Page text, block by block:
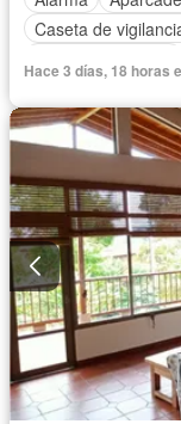
Caseta de
Hace 3 días, 18 horas